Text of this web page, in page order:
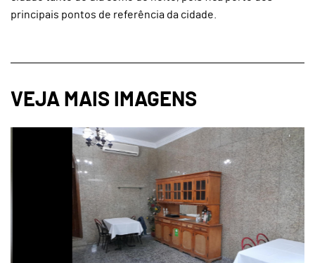
principais pontos de referência da cidade.